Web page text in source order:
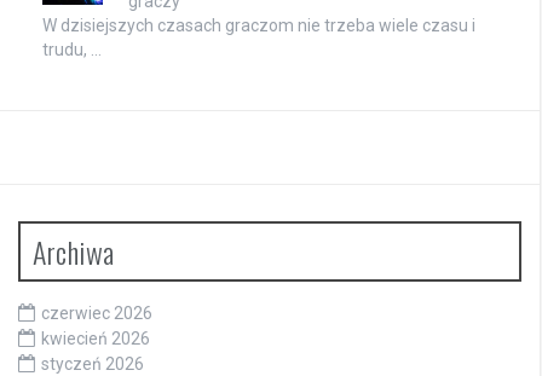
W dzisiejszych czasach graczom nie trzeba wiele czasu i
trudu, …
Archiwa
czerwiec 2026
kwiecień 2026
styczeń 2026